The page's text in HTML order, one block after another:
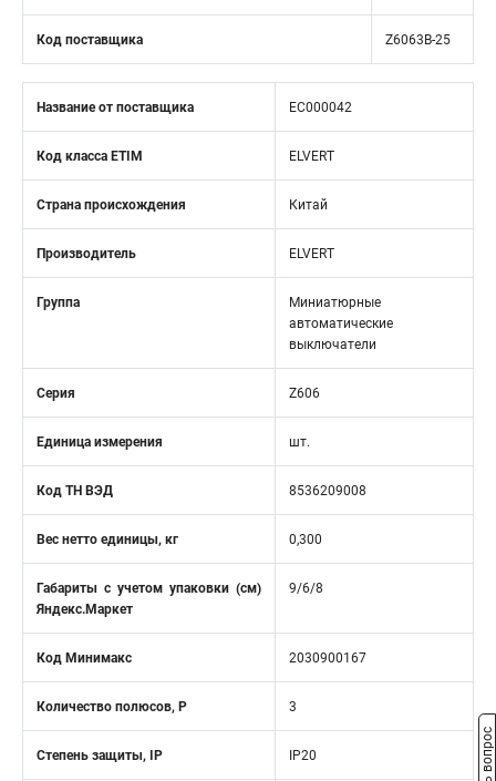
Код поставщика Z6063B-25
Название от поставщика EC000042
Код класса ETIM ELVERT
Страна происхождения Китай
Производитель ELVERT
Группа
Миниатюрные
автоматические
выключатели
Серия Z606
Единица измерения шт.
Код ТН ВЭД 8536209008
Вес нетто единицы, кг 0,300
Габариты с учетом упаковки (см)
Яндекс.Маркет
9/6/8
Код Минимакс 2030900167
Количество полюсов, Р 3
Степень защиты, IP IP20